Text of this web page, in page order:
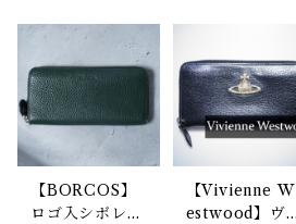
ウォレット bla
【BORCOS】
ロゴ入シボレザ
【Vivienne W
estwood】ヴ